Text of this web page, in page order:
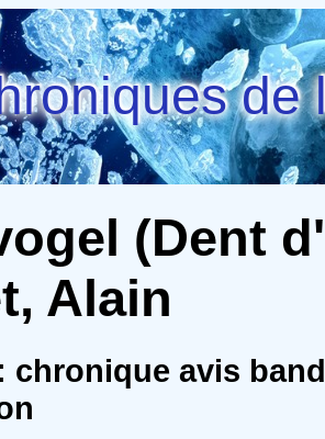
de
(Dent
Alain
chronique avis